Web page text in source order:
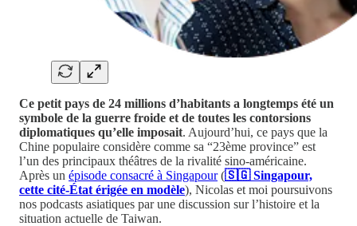
Ce petit pays de 24 millions d’habitants a longtemps été un
symbole de la guerre froide et de toutes les contorsions
diplomatiques qu’elle imposait. Aujourd’hui, ce pays que la
Chine populaire considère comme sa “23ème province” est
l’un des principaux théâtres de la rivalité sino-américaine.
Après un épisode consacré à Singapour(🇸🇬 Singapour,
cette cité-État érigée en modèle), Nicolas et moi poursuivons
nos podcasts asiatiques par une discussion sur l’histoire et la
situation actuelle de Taiwan.